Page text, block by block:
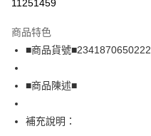
Apple Pay
街口支付
全盈+PAY
11251459
商品特色
■商品貨號■2341870650222
■商品陳述■
補充說明：